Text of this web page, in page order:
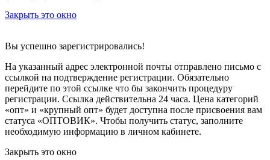
Закрыть это окно
Вы успешно зарегистрировались!
На указанный адрес электронной почты отправлено письмо с
ссылкой на подтверждение регистрации. Обязательно
перейдите по этой ссылке что бы закончить процедуру
регистрации. Ссылка действительна 24 часа. Цена категорий
«опт» и «крупный опт» будет доступна после присвоения вам
статуса «ОПТОВИК». Чтобы получить статус, заполните
необходимую информацию в личном кабинете.
Закрыть это окно